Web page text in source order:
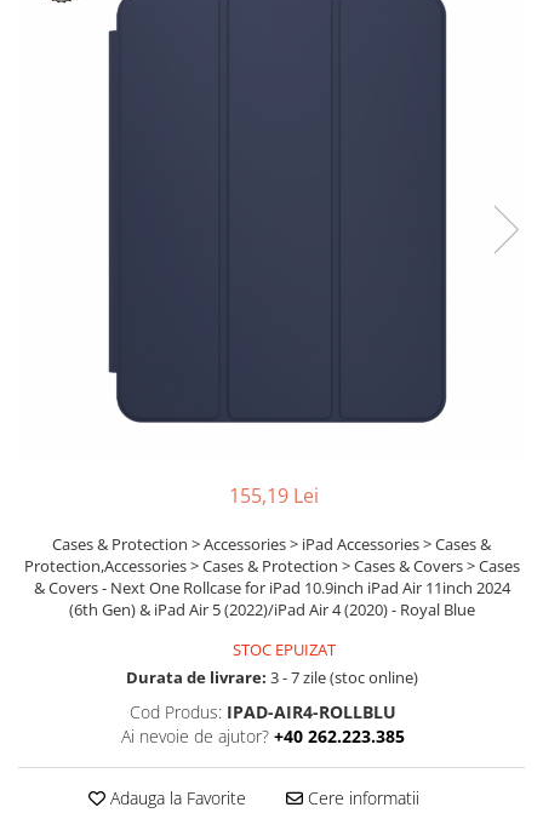
Telefoane & accesorii
Gaming PC & Console
Microfoane & Casti Gaming
Scaune Gaming
Tastaturi Gaming
Card Reader
Boxe
155,19 Lei
Cases & Protection > Accessories > iPad Accessories > Cases &
Protection,Accessories > Cases & Protection > Cases & Covers > Cases
& Covers - Next One Rollcase for iPad 10.9inch iPad Air 11inch 2024
(6th Gen) & iPad Air 5 (2022)/iPad Air 4 (2020) - Royal Blue
STOC EPUIZAT
Durata de livrare: 3 - 7 zile (stoc online)
Cod Produs: IPAD-AIR4-ROLLBLU
Ai nevoie de ajutor? +40 262.223.385
Adauga la Favorite Cere informatii